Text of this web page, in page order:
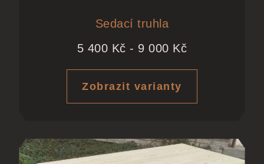
Sedací truhla
5 400 Kč - 9 000 Kč
Zobrazit varianty